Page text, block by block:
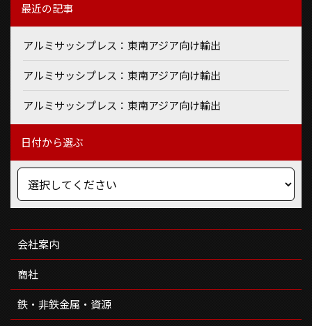
最近の記事
アルミサッシプレス：東南アジア向け輸出
アルミサッシプレス：東南アジア向け輸出
アルミサッシプレス：東南アジア向け輸出
日付から選ぶ
会社案内
商社
鉄・非鉄金属・資源